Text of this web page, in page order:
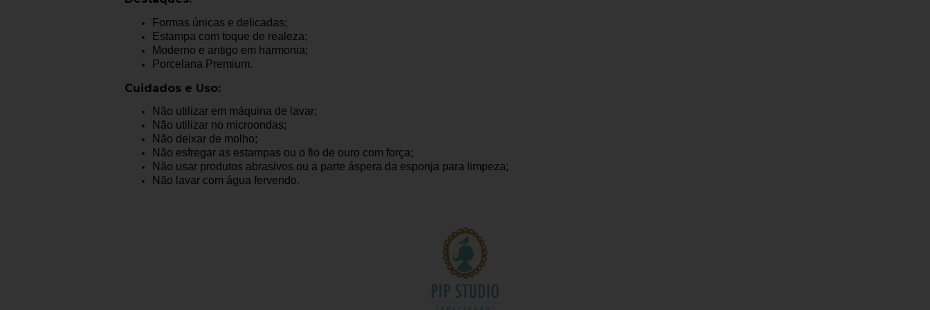
Formas únicas e delicadas;
Estampa com toque de realeza;
Moderno e antigo em harmonia;
Porcelana Premium.
Cuidados e Uso:
Não utilizar em máquina de lavar;
Não utilizar no microondas;
Não deixar de molho;
Não esfregar as estampas ou o fio de ouro com força;
Não usar produtos abrasivos ou a parte áspera da esponja para limpeza;
Não lavar com água fervendo.